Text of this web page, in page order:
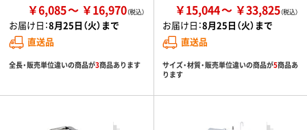
￥6,085 ￥16,970
お届け日：8月25日（火）まで
直送品
全長・販売単位違いの商品が3商品あります
￥15,044 ￥33,825
お届け日：8月25日（火）まで
直送品
サイズ・材質・販売単位違いの商品が5商品あ
ります